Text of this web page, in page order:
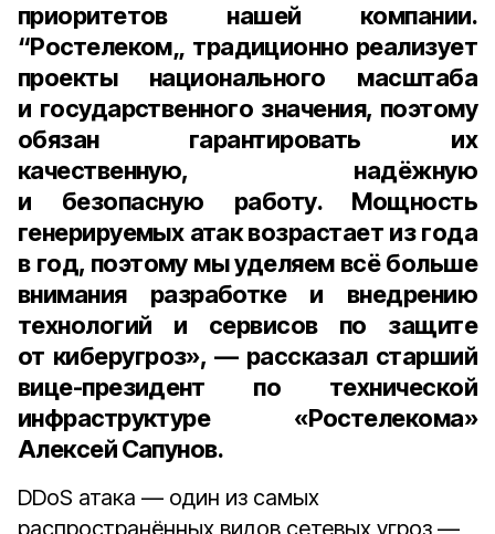
приоритетов нашей компании.
“Ростелеком„ традиционно реализует
проекты национального масштаба
и государственного значения, поэтому
обязан гарантировать их
качественную, надёжную
и безопасную работу. Мощность
генерируемых атак возрастает из года
в год, поэтому мы уделяем всё больше
внимания разработке и внедрению
технологий и сервисов по защите
от киберугроз», — рассказал старший
вице-президент по технической
инфраструктуре «Ростелекома»
Алексей Сапунов.
DDoS атака — один из самых
распространённых видов сетевых угроз —